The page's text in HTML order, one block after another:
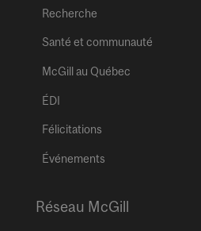
Recherche
Santé et communauté
McGill au Québec
ÉDI
Félicitations
Événements
Réseau McGill